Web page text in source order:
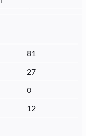
81
27
0
12